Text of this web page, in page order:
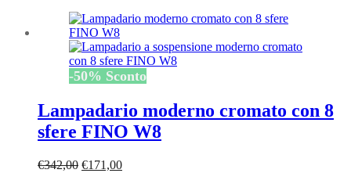
-50% Sconto
Lampadario moderno cromato con 8
sfere FINO W8
€342,00 Il
€171,00Il